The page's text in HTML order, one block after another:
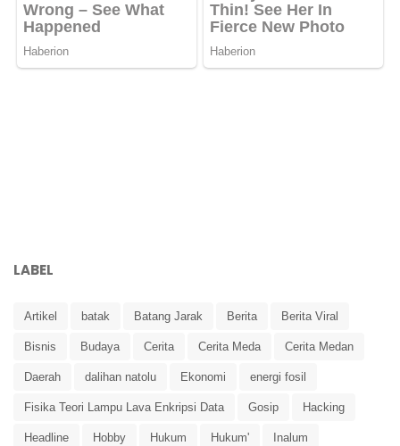
LABEL
Artikel batak Batang Jarak Berita Berita Viral
Bisnis Budaya Cerita Cerita Meda Cerita Medan
Daerah dalihan natolu Ekonomi energi fosil
Fisika Teori Lampu Lava Enkripsi Data Gosip Hacking
Headline Hobby Hukum Hukum' Inalum